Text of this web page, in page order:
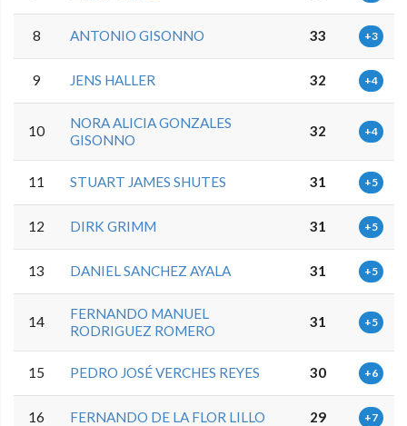
8 ANTONIO GISONNO 33 +3
9 JENS HALLER 32 +4
10
NORA ALICIA GONZALES
GISONNO
32 +4
11 STUART JAMES SHUTES 31 +5
12 DIRK GRIMM 31 +5
13 DANIEL SANCHEZ AYALA 31 +5
14
FERNANDO MANUEL
RODRIGUEZ ROMERO
31 +5
15 PEDRO JOSÉ VERCHES REYES 30 +6
16 FERNANDO DE LA FLOR LILLO 29 +7